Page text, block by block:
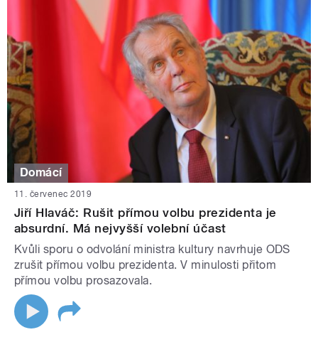
Domácí
11. červenec 2019
Jiří Hlaváč: Rušit přímou volbu prezidenta je
absurdní. Má nejvyšší volební účast
Kvůli sporu o odvolání ministra kultury navrhuje ODS
zrušit přímou volbu prezidenta. V minulosti přitom
přímou volbu prosazovala.